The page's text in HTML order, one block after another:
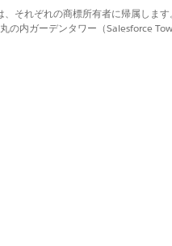
それぞれの商標所有者に帰属します。
内ガーデンタワー（Salesforce